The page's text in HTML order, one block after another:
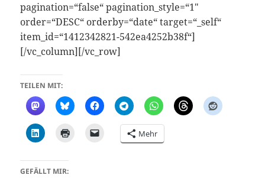
pagination=“false“ pagination_style=“1″
order=“DESC“ orderby=“date“ target=“_self“
item_id=“1412342821-542ea4252b38f“]
[/vc_column][/vc_row]
TEILEN MIT:
Mehr
GEFÄLLT MIR: